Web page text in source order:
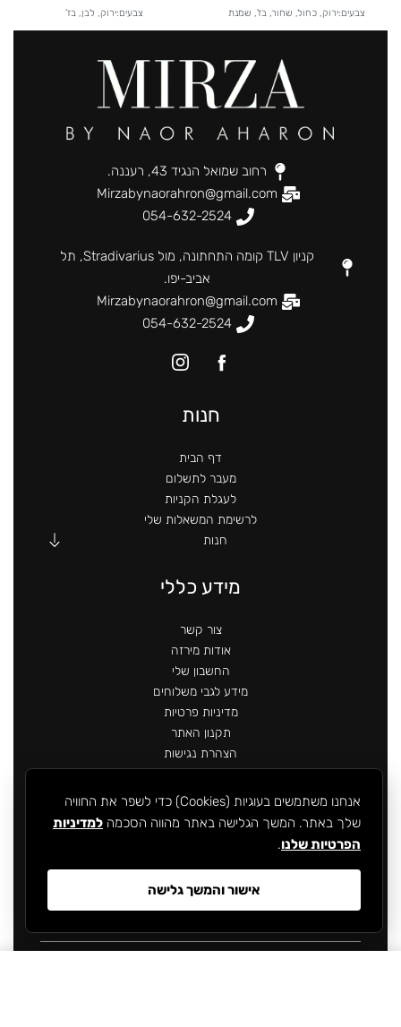
צבעים:ירוק, כחול, שחור, בז', שמנת צבעים:ירוק, לבן, בז'
רחוב שמואל הנגיד 43, רעננה.
Mirzabynaorahron@gmail.com
054-632-2524
קניון TLV קומה התחתונה, מול Stradivarius, תל
אביב-יפו.
Mirzabynaorahron@gmail.com
054-632-2524
חנות
דף הבית
מעבר לתשלום
לעגלת הקניות
לרשימת המשאלות שלי
חנות
מידע כללי
צור קשר
אודות מירזה
החשבון שלי
מידע לגבי משלוחים
מדיניות פרטיות
תקנון האתר
הצהרת נגישות
אנחנו משתמשים בעוגיות (Cookies) כדי לשפר את החוויה
שלך באתר. המשך הגלישה באתר מהווה הסכמה למדיניות
הפרטיות שלנו.
אישור והמשך גלישה